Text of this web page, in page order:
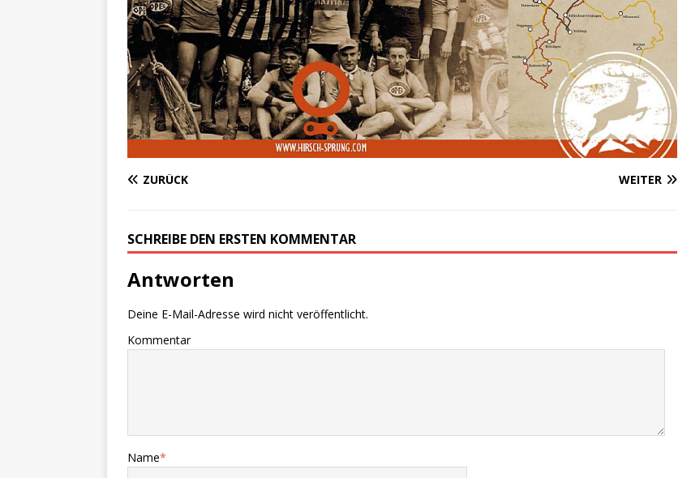
ZURÜCK WEITER
SCHREIBE DEN ERSTEN KOMMENTAR
Antworten
Deine E-Mail-Adresse wird nicht veröffentlicht.
Kommentar
Name*